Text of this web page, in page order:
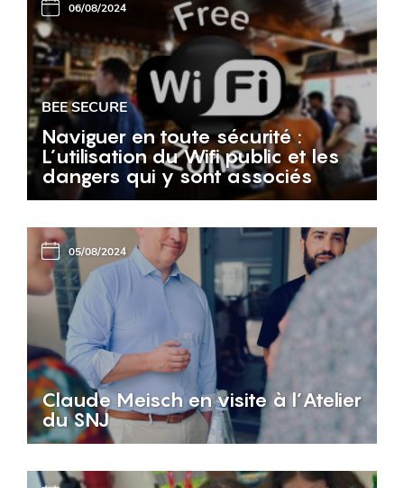
06/08/2024
BEE SECURE
Naviguer en toute sécurité :
L’utilisation du Wifi public et les
dangers qui y sont associés
05/08/2024
Claude Meisch en visite à l’Atelier
du SNJ